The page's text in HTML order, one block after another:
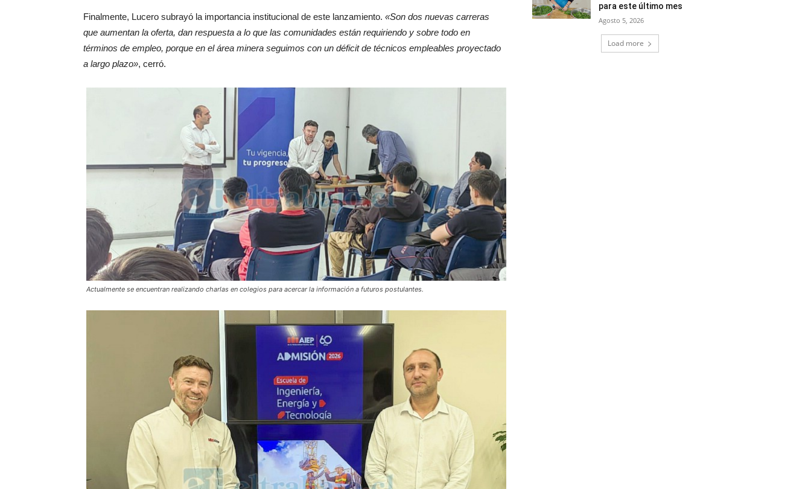
Finalmente, Lucero subrayó la importancia institucional de este lanzamiento. «Son dos nuevas carreras
que aumentan la oferta, dan respuesta a lo que las comunidades están requiriendo y sobre todo en
términos de empleo, porque en el área minera seguimos con un déficit de técnicos empleables proyectado
a largo plazo», cerró.
Actualmente se encuentran realizando charlas en colegios para acercar la información a futuros postulantes.
para este último mes
Agosto 5, 2026
Load more